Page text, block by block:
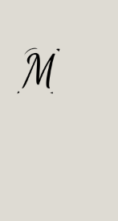
contenu